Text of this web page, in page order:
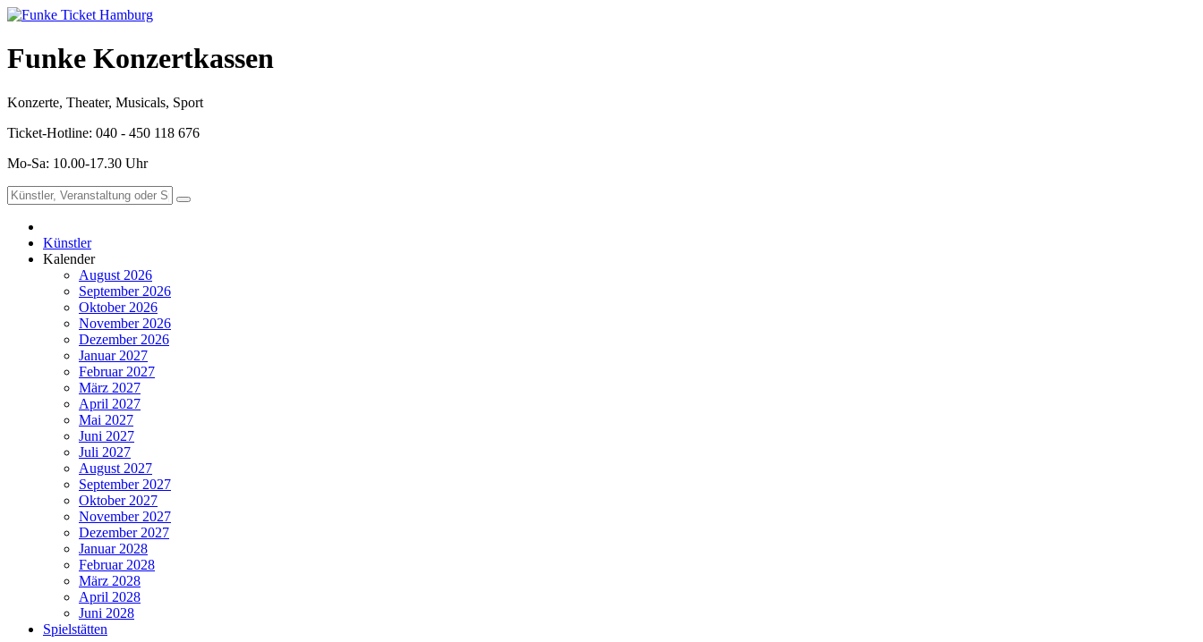
Funke Konzertkassen
Konzerte, Theater, Musicals, Sport
Ticket-Hotline: 040 - 450 118 676
Mo-Sa: 10.00-17.30 Uhr
Künstler
Kalender
August 2026
September 2026
Oktober 2026
November 2026
Dezember 2026
Januar 2027
Februar 2027
März 2027
April 2027
Mai 2027
Juni 2027
Juli 2027
August 2027
September 2027
Oktober 2027
November 2027
Dezember 2027
Januar 2028
Februar 2028
März 2028
April 2028
Juni 2028
Spielstätten